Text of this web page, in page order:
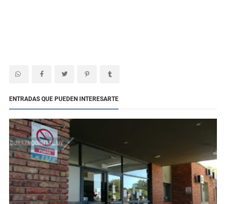
ENTRADAS QUE PUEDEN INTERESARTE